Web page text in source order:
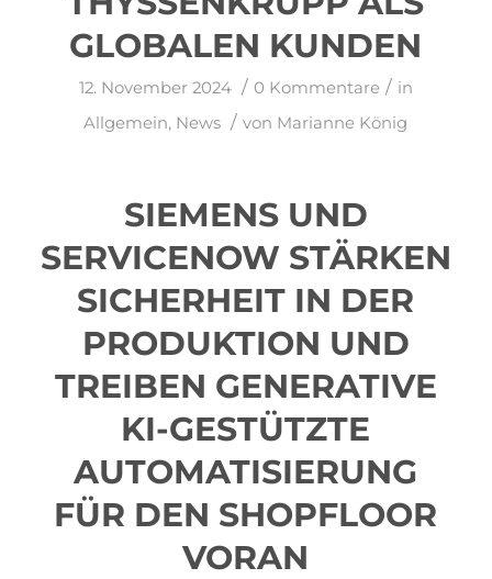
GLOBALEN KUNDEN
12. November 2024 / 0 Kommentare / in
Allgemein, News / von Marianne König
SIEMENS UND
SERVICENOW STÄRKEN
SICHERHEIT IN DER
PRODUKTION UND
TREIBEN GENERATIVE
KI-GESTÜTZTE
AUTOMATISIERUNG
FÜR DEN SHOPFLOOR
VORAN